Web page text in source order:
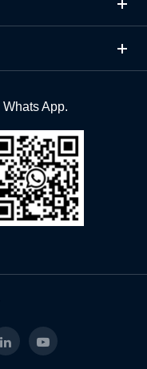
Whats App.